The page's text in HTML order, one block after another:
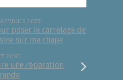
POST
poser le carrelage de
sur ma chape
POST
une réparation